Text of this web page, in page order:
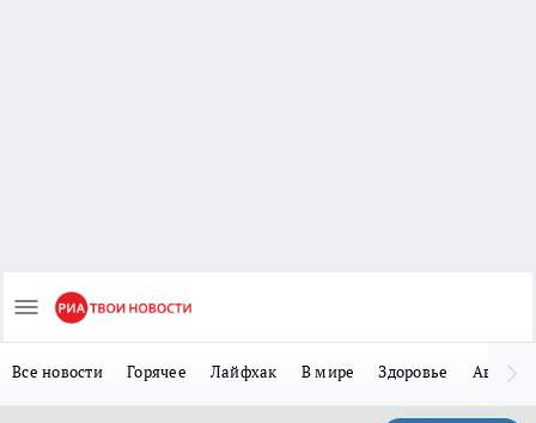
Все новости Горячее Лайфхак В мире Здоровье Авто